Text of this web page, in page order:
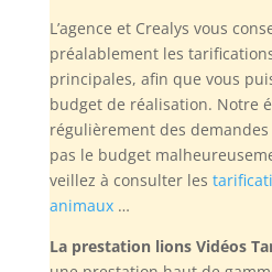
L’agence et Crealys vous
préalablement les
principales, afin que vous
budget de réalisation. Notre
régulièrement des
pas le budget
veillez à consulter les
animaux…
La prestation lions Vidéos